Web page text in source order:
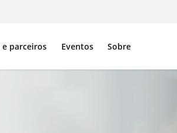
e parceiros Eventos Sobre